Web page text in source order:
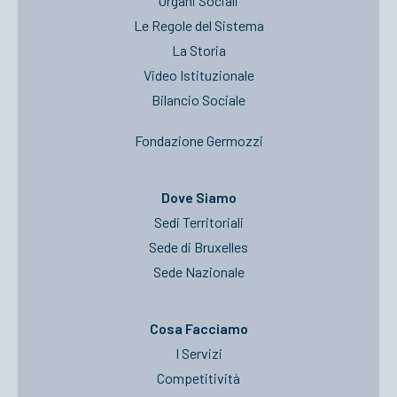
Le Regole del Sistema
La Storia
Video Istituzionale
Bilancio Sociale
Fondazione Germozzi
Dove Siamo
Sedi Territoriali
Sede di Bruxelles
Sede Nazionale
Cosa Facciamo
I Servizi
Competitività